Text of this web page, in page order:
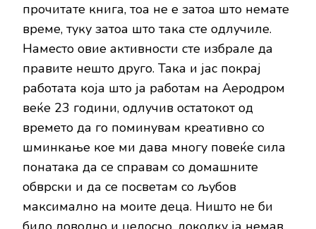
прочитате книга, тоа не е затоа што немате
време, туку затоа што така сте одлучиле.
Наместо овие активности сте избрале да
правите нешто друго. Така и јас покрај
работата која што ја работам на Аеродром
веќе 23 години, одлучив остатокот од
времето да го поминувам креативно со
шминкање кое ми дава многу повеќе сила
понатака да се справам со домашните
обврски и да се посветам со љубов
максимално на моите деца. Ништо не би